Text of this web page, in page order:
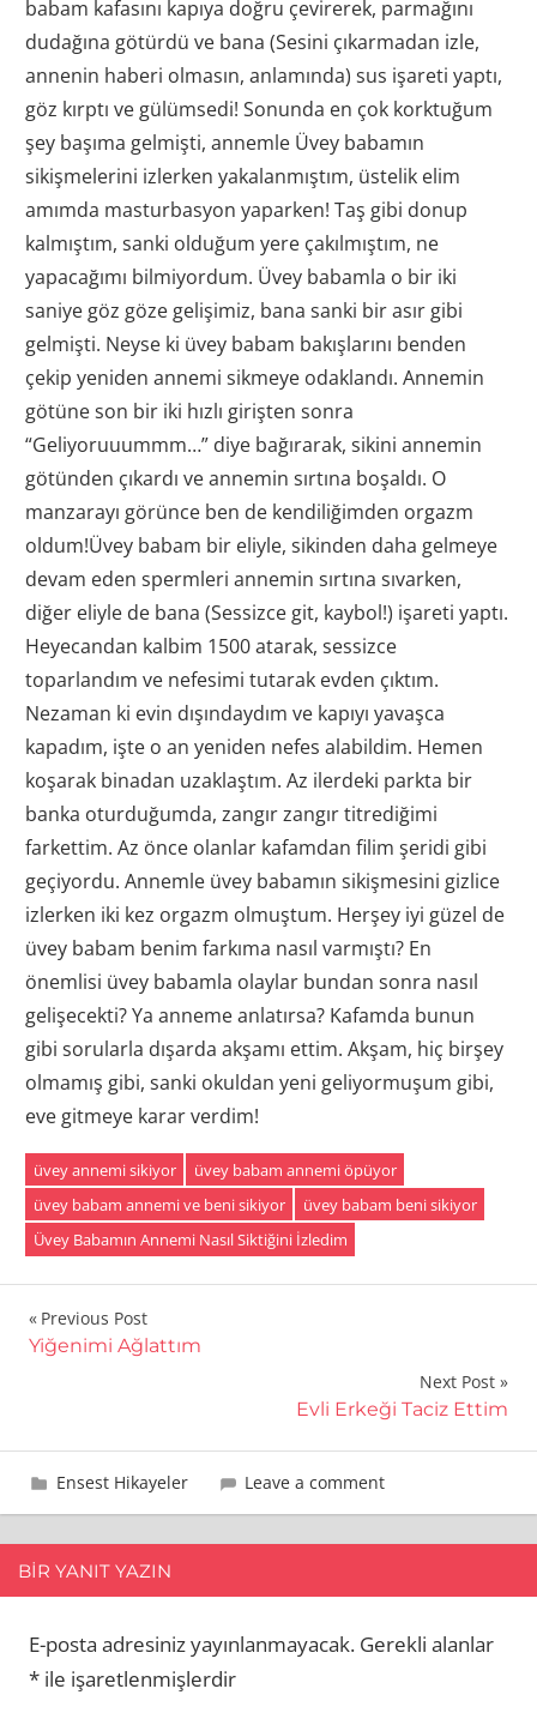
babam kafasını kapıya doğru çevirerek, parmağını
dudağına götürdü ve bana (Sesini çıkarmadan izle,
annenin haberi olmasın, anlamında) sus işareti yaptı,
göz kırptı ve gülümsedi! Sonunda en çok korktuğum
şey başıma gelmişti, annemle Üvey babamın
sikişmelerini izlerken yakalanmıştım, üstelik elim
amımda masturbasyon yaparken! Taş gibi donup
kalmıştım, sanki olduğum yere çakılmıştım, ne
yapacağımı bilmiyordum. Üvey babamla o bir iki
saniye göz göze gelişimiz, bana sanki bir asır gibi
gelmişti. Neyse ki üvey babam bakışlarını benden
çekip yeniden annemi sikmeye odaklandı. Annemin
götüne son bir iki hızlı girişten sonra
“Geliyoruuummm…” diye bağırarak, sikini annemin
götünden çıkardı ve annemin sırtına boşaldı. O
manzarayı görünce ben de kendiliğimden orgazm
oldum!Üvey babam bir eliyle, sikinden daha gelmeye
devam eden spermleri annemin sırtına sıvarken,
diğer eliyle de bana (Sessizce git, kaybol!) işareti yaptı.
Heyecandan kalbim 1500 atarak, sessizce
toparlandım ve nefesimi tutarak evden çıktım.
Nezaman ki evin dışındaydım ve kapıyı yavaşca
kapadım, işte o an yeniden nefes alabildim. Hemen
koşarak binadan uzaklaştım. Az ilerdeki parkta bir
banka oturduğumda, zangır zangır titrediğimi
farkettim. Az önce olanlar kafamdan filim şeridi gibi
geçiyordu. Annemle üvey babamın sikişmesini gizlice
izlerken iki kez orgazm olmuştum. Herşey iyi güzel de
üvey babam benim farkıma nasıl varmıştı? En
önemlisi üvey babamla olaylar bundan sonra nasıl
gelişecekti? Ya anneme anlatırsa? Kafamda bunun
gibi sorularla dışarda akşamı ettim. Akşam, hiç birşey
olmamış gibi, sanki okuldan yeni geliyormuşum gibi,
eve gitmeye karar verdim!
üvey annemi sikiyor
üvey babam annemi öpüyor
üvey babam annemi ve beni sikiyor
üvey babam beni sikiyor
Üvey Babamın Annemi Nasıl Siktiğini İzledim
Yazı
gezinmesi
Previous Post
Yiğenimi Ağlattım
Next Post
Evli Erkeği Taciz Ettim
19 Ekim 2009
admin
Ensest Hikayeler Leave a comment
BIR YANIT YAZIN
E-posta adresiniz yayınlanmayacak. Gerekli alanlar
* ile işaretlenmişlerdir